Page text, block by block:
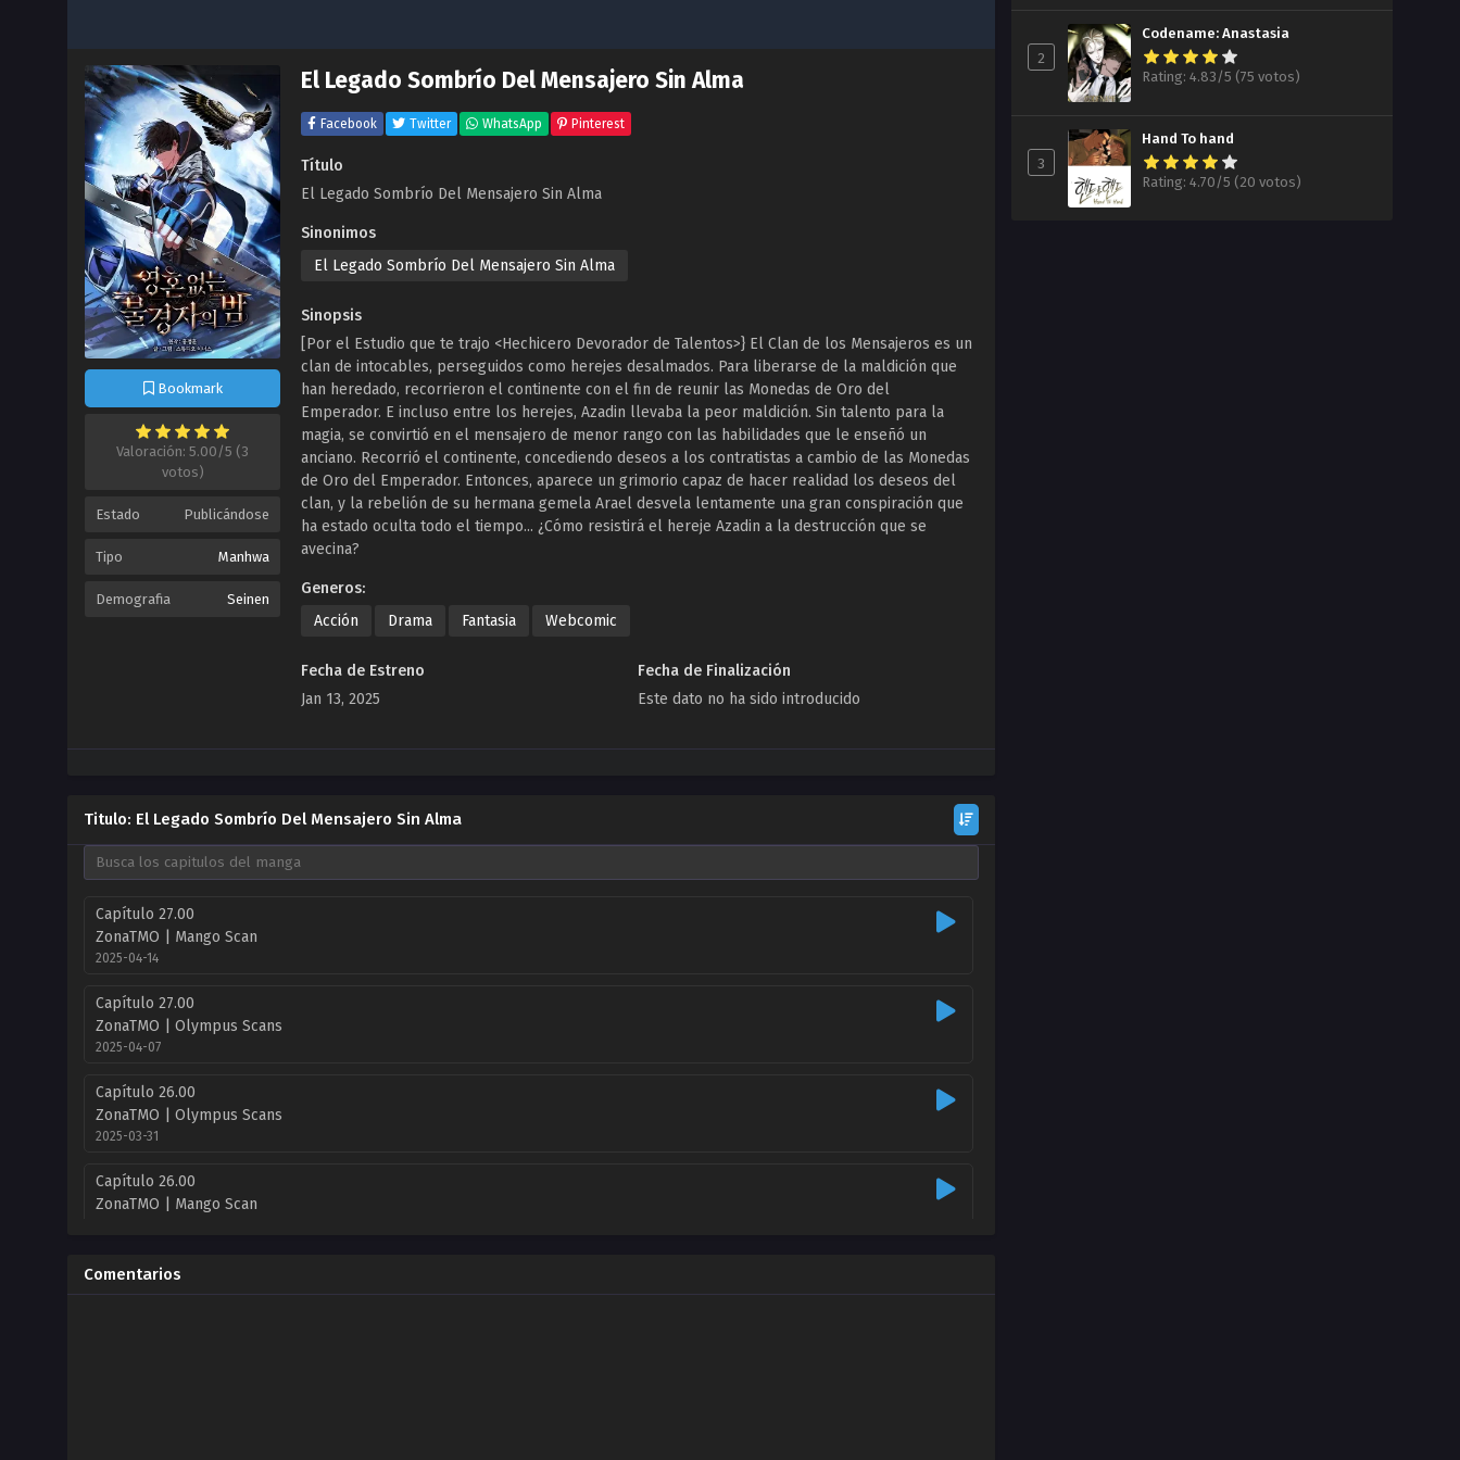
Bookmark
Valoración: 5.00/5 (3
votos)
Estado Publicándose
Tipo Manhwa
Demografia Seinen
El Legado Sombrío Del Mensajero Sin Alma
Facebook Twitter WhatsApp Pinterest
Título
El Legado Sombrío Del Mensajero Sin Alma
Sinonimos
El Legado Sombrío Del Mensajero Sin Alma
Sinopsis
[Por el Estudio que te trajo <Hechicero Devorador de Talentos>} El Clan de los Mensajeros es un
clan de intocables, perseguidos como herejes desalmados. Para liberarse de la maldición que
han heredado, recorrieron el continente con el fin de reunir las Monedas de Oro del
Emperador. E incluso entre los herejes, Azadin llevaba la peor maldición. Sin talento para la
magia, se convirtió en el mensajero de menor rango con las habilidades que le enseñó un
anciano. Recorrió el continente, concediendo deseos a los contratistas a cambio de las Monedas
de Oro del Emperador. Entonces, aparece un grimorio capaz de hacer realidad los deseos del
clan, y la rebelión de su hermana gemela Arael desvela lentamente una gran conspiración que
ha estado oculta todo el tiempo... ¿Cómo resistirá el hereje Azadin a la destrucción que se
avecina?
Generos:
Acción
Drama Fantasia Webcomic
Fecha de Estreno
Jan 13, 2025
Fecha de Finalización
Este dato no ha sido introducido
Titulo: El Legado Sombrío Del Mensajero Sin Alma
Capítulo 27.00
ZonaTMO | Mango Scan
2025-04-14
Capítulo 27.00
ZonaTMO | Olympus Scans
2025-04-07
Capítulo 26.00
ZonaTMO | Olympus Scans
2025-03-31
Capítulo 26.00
ZonaTMO | Mango Scan
Capítulo 25.00
ZonaTMO | Olympus Scans
Comentarios
2
Codename: Anastasia
Rating: 4.83/5 (75 votos)
3
Hand To hand
Rating: 4.70/5 (20 votos)